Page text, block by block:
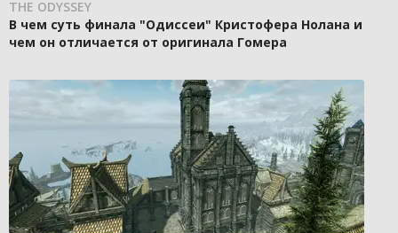
THE ODYSSEY
В чем суть финала "Одиссеи" Кристофера Нолана и
чем он отличается от оригинала Гомера